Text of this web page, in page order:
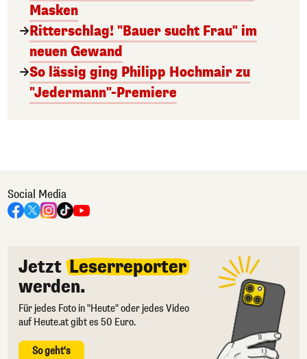
Masken
Ritterschlag! "Bauer sucht Frau" im
neuen Gewand
So lässig ging Philipp Hochmair zu
"Jedermann"-Premiere
Social Media
Jetzt Leserreporter
werden.
Für jedes Foto in "Heute" oder jedes Video
auf Heute.at gibt es 50 Euro.
So geht's